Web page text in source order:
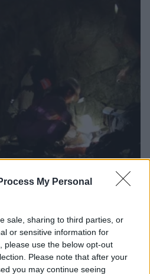
My Personal
sale, sharing to third parties, or
or sensitive information for
please use the below opt-out
Please note that after your
you may continue seeing
που ζει 1,3 χιλιόμετρα